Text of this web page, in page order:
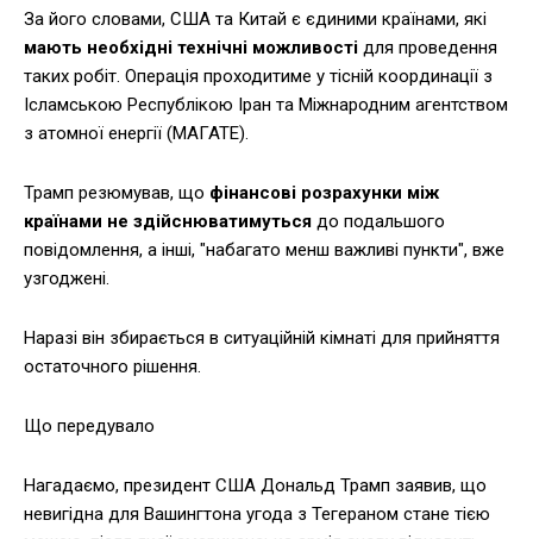
За його словами, США та Китай є єдиними країнами, які
мають необхідні технічні можливості для проведення
таких робіт. Операція проходитиме у тісній координації з
Ісламською Республікою Іран та Міжнародним агентством
з атомної енергії (МАГАТЕ).
Трамп резюмував, що фінансові розрахунки між
країнами не здійснюватимуться до подальшого
повідомлення, а інші, "набагато менш важливі пункти", вже
узгоджені.
Наразі він збирається в ситуаційній кімнаті для прийняття
остаточного рішення.
Що передувало
Нагадаємо, президент США Дональд Трамп заявив, що
невигідна для Вашингтона угода з Тегераном стане тією